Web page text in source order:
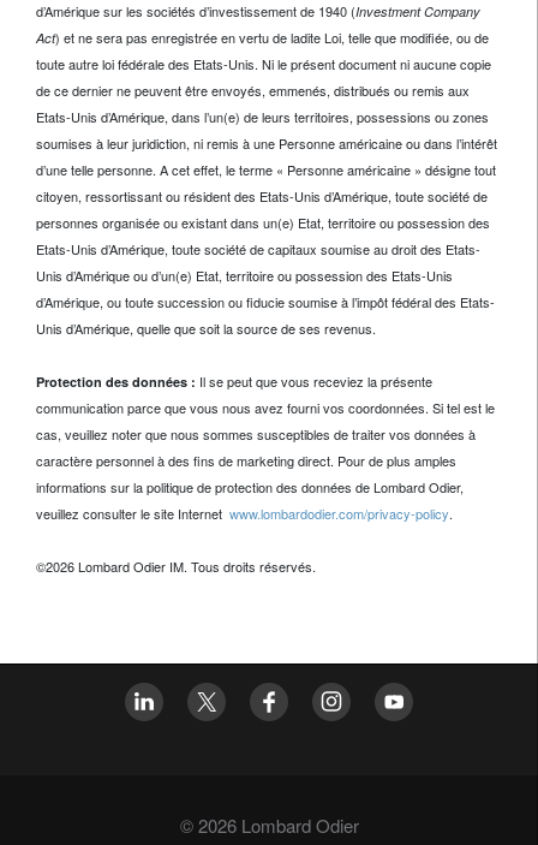
d’Amérique sur les sociétés d’investissement de 1940 (Investment Company
Act) et ne sera pas enregistrée en vertu de ladite Loi, telle que modifiée, ou de
toute autre loi fédérale des Etats-Unis. Ni le présent document ni aucune copie
de ce dernier ne peuvent être envoyés, emmenés, distribués ou remis aux
Etats-Unis d’Amérique, dans l’un(e) de leurs territoires, possessions ou zones
soumises à leur juridiction, ni remis à une Personne américaine ou dans l’intérêt
d’une telle personne. A cet effet, le terme « Personne américaine » désigne tout
citoyen, ressortissant ou résident des Etats-Unis d’Amérique, toute société de
personnes organisée ou existant dans un(e) Etat, territoire ou possession des
Etats-Unis d’Amérique, toute société de capitaux soumise au droit des Etats-
Unis d’Amérique ou d’un(e) Etat, territoire ou possession des Etats-Unis
d’Amérique, ou toute succession ou fiducie soumise à l’impôt fédéral des Etats-
Unis d’Amérique, quelle que soit la source de ses revenus.
Protection des données : Il se peut que vous receviez la présente
communication parce que vous nous avez fourni vos coordonnées. Si tel est le
cas, veuillez noter que nous sommes susceptibles de traiter vos données à
caractère personnel à des fins de marketing direct. Pour de plus amples
informations sur la politique de protection des données de Lombard Odier,
veuillez consulter le site Internet www.lombardodier.com/privacy-policy.
©2026 Lombard Odier IM. Tous droits réservés.
© 2026 Lombard Odier